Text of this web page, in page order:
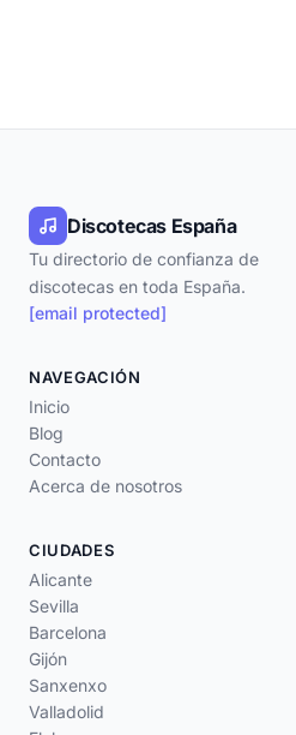
Discotecas España
Tu directorio de confianza de
discotecas en toda España.
[email protected]
NAVEGACIÓN
Inicio
Blog
Contacto
Acerca de nosotros
CIUDADES
Alicante
Sevilla
Barcelona
Gijón
Sanxenxo
Valladolid